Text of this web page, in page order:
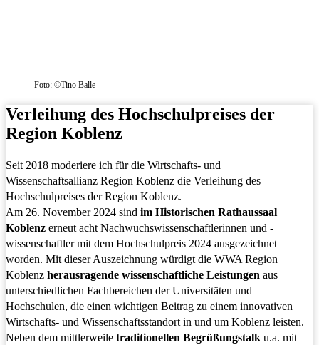
Foto: ©Tino Balle
Verleihung des Hochschulpreises der
Region Koblenz
Seit 2018 moderiere ich für die Wirtschafts- und
Wissenschaftsallianz Region Koblenz die Verleihung des
Hochschulpreises der Region Koblenz.
Am 26. November 2024 sind im Historischen Rathaussaal
Koblenz erneut acht Nachwuchswissenschaftlerinnen und -
wissenschaftler mit dem Hochschulpreis 2024 ausgezeichnet
worden. Mit dieser Auszeichnung würdigt die WWA Region
Koblenz herausragende wissenschaftliche Leistungen aus
unterschiedlichen Fachbereichen der Universitäten und
Hochschulen, die einen wichtigen Beitrag zu einem innovativen
Wirtschafts- und Wissenschaftsstandort in und um Koblenz leisten.
Neben dem mittlerweile traditionellen Begrüßungstalk u.a. mit